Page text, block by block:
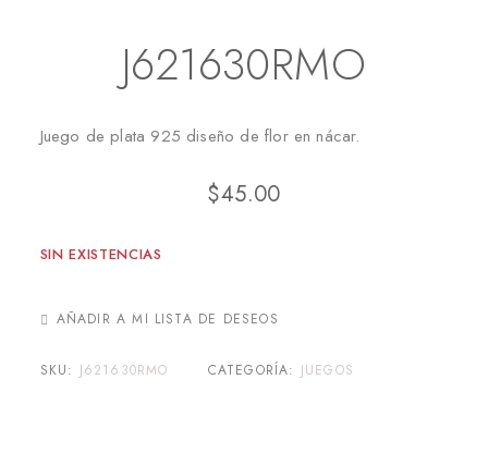
J621630RMO
Juego de plata 925 diseño de flor en nácar.
$45.00
SIN EXISTENCIAS
AÑADIR A MI LISTA DE DESEOS
SKU: J621630RMO CATEGORÍA: JUEGOS